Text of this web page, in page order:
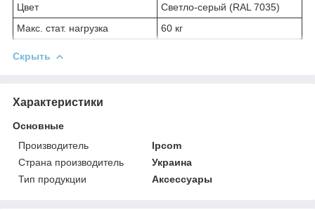
Цвет
Светло-серый (RAL 7035)
Макс. стат. нагрузка
60 кг
Скрыть
Характеристики
Основные
Производитель
Ipcom
Страна производитель
Украина
Тип продукции
Аксессуары